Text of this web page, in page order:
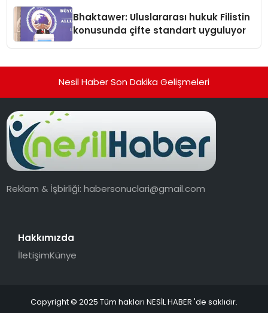
Bhaktawer: Uluslararası hukuk Filistin
konusunda çifte standart uyguluyor
Nesil Haber Son Dakika Gelişmeleri
Reklam & İşbirliği:habersonuclari@gmail.com
Hakkımızda
İletişimKünye
Copyright © 2025 Tüm hakları NESİL HABER 'de saklıdır.